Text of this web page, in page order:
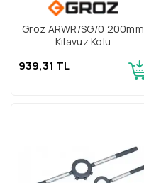
Groz ARWR/SG/0 200mm
Kılavuz Kolu
939,31 TL